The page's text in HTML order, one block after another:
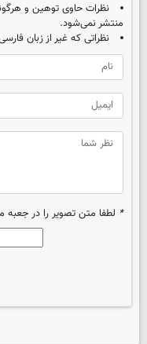
نظرات حاوی توهین و
منتشر نمی‌شود.
نظراتی که غیر از زبان
* لطفا متن تصویر را در جعبه